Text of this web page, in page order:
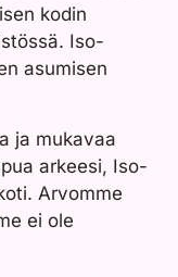
kodin
Iso-
asumisen
ja mukavaa
arkeesi, Iso-
Arvomme
ei ole